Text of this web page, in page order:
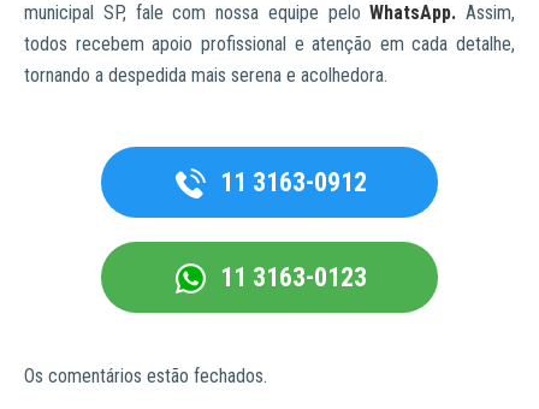
municipal SP, fale com nossa equipe peloWhatsApp. Assim,
todos recebem apoio profissional e atenção em cada detalhe,
tornando a despedida mais serena e acolhedora.
11 3163-0912
11 3163-0123
Os comentários estão fechados.